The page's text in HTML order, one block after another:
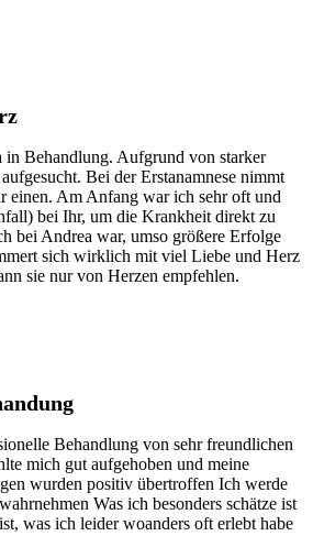
in Behandlung. Aufgrund von starker
Bei der Erstanamnese nimmt
einen. Am Anfang war ich sehr oft und
bei Ihr, um die Krankheit direkt zu
bei Andrea war, umso größere Erfolge
sich wirklich mit viel Liebe und Herz
sie nur von Herzen empfehlen.
Behandlung von sehr freundlichen
mich gut aufgehoben und meine
wurden positiv übertroffen Ich werde
Was ich besonders schätze ist
was ich leider woanders oft erlebt habe